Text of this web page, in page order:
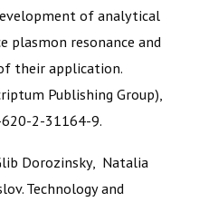
of analytical
plasmon resonance and
their application.
Publishing Group),
620-2-31164-9.
Dorozinsky, Natalia
Technology and